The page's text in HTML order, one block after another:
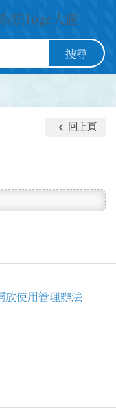
搜尋
keyboard_arrow_left 回上頁
放使用管理辦法